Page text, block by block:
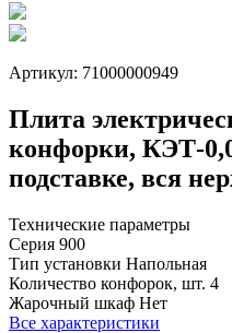
Артикул: 71000000949
Плита
конфорки, КЭТ-
подставке, вся
Технические параметры
Серия 900
Тип установки Напольная
Количество конфорок, шт. 4
Жарочный шкаф Нет
Все характеристики